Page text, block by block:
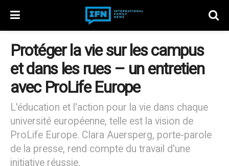
Protéger la vie sur les campus
et dans les rues – un entretien
avec ProLife Europe
L'éducation et l'action pour la vie dans chaque
université européenne, telle est la vision de
ProLife Europe. Clara Auersperg, porte-parole
de la presse, rend compte du travail d'une
initiative réussie.